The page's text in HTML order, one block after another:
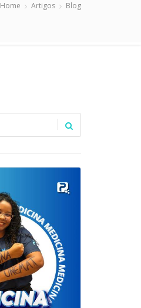
Home Artigos Blog